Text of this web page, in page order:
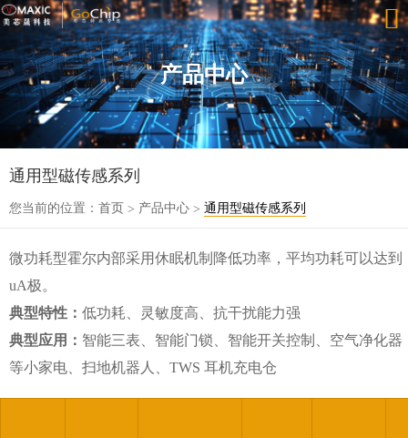
产品中心
通用型磁传感系列
您当前的位置： 首页 > 产品中心 > 通用型磁传感系列
微功耗型霍尔内部采用休眠机制降低功率，平均功耗可以达到
uA极。
典型特性： 低功耗、灵敏度高、抗干扰能力强
典型应用： 智能三表、智能门锁、智能开关控制、空气净化器
等小家电、扫地机器人、TWS 耳机充电仓